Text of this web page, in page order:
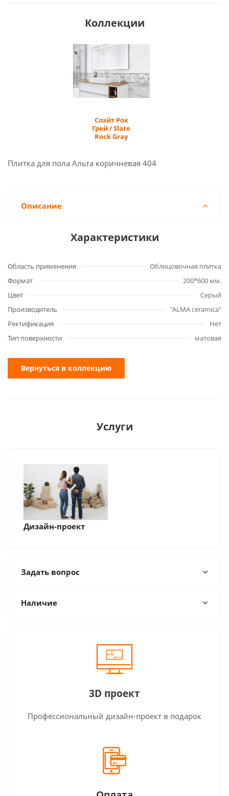
Коллекции
Слэйт Рок
Грей / Slate
Rock Gray
Плитка для пола Альта коричневая 404
Описание
Характеристики
Область применения
Облицовочная плитка
Формат
200*600 мм.
Цвет
Серый
Производитель
"ALMA ceramica"
Ректификация
Нет
Тип поверхности
матовая
Вернуться в коллекцию
Услуги
Дизайн-проект
Задать вопрос
Наличие
3D проект
Профессиональный дизайн-проект в подарок